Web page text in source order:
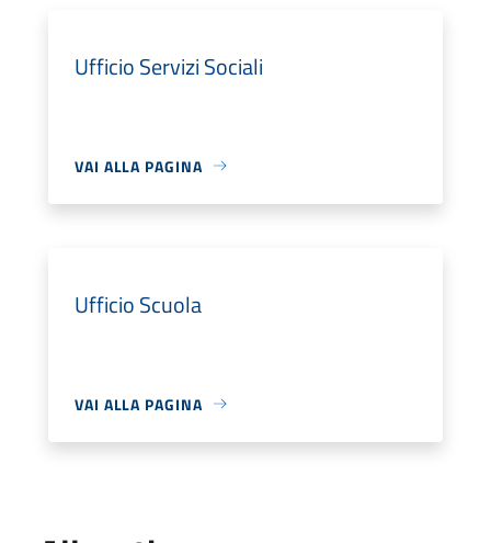
Ufficio Servizi Sociali
VAI ALLA PAGINA
Ufficio Scuola
VAI ALLA PAGINA